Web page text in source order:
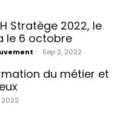
Stratège 2022, le
le 6 octobre
- Sep 2, 2022
du métier et
2022